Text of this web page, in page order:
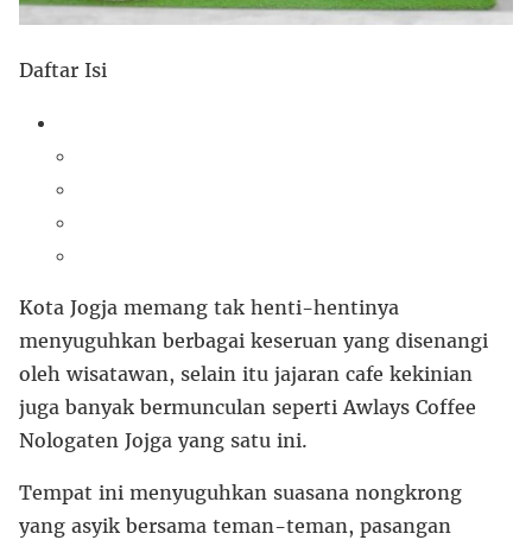
Daftar Isi
Kota Jogja memang tak henti-hentinya
menyuguhkan berbagai keseruan yang disenangi
oleh wisatawan, selain itu jajaran cafe kekinian
juga banyak bermunculan seperti Awlays Coffee
Nologaten Jojga yang satu ini.
Tempat ini menyuguhkan suasana nongkrong
yang asyik bersama teman-teman, pasangan